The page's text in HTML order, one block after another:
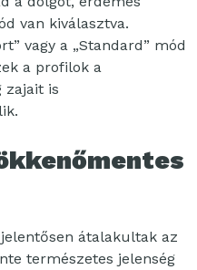
van kiválasztva.
vagy a „Standard” mód
a profilok a
zajait is
átalakultak az
természetes jelenség